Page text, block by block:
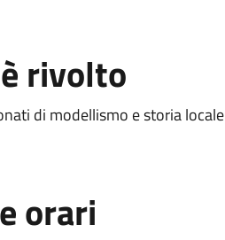
rivolto
di modellismo e storia locale
orari